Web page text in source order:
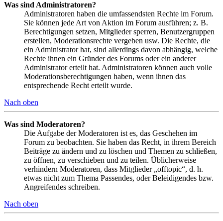
Was sind Administratoren?
Administratoren haben die umfassendsten Rechte im Forum.
Sie können jede Art von Aktion im Forum ausführen; z. B.
Berechtigungen setzen, Mitglieder sperren, Benutzergruppen
erstellen, Moderationsrechte vergeben usw. Die Rechte, die
ein Administrator hat, sind allerdings davon abhängig, welche
Rechte ihnen ein Gründer des Forums oder ein anderer
Administrator erteilt hat. Administratoren können auch volle
Moderationsberechtigungen haben, wenn ihnen das
entsprechende Recht erteilt wurde.
Nach oben
Was sind Moderatoren?
Die Aufgabe der Moderatoren ist es, das Geschehen im
Forum zu beobachten. Sie haben das Recht, in ihrem Bereich
Beiträge zu ändern und zu löschen und Themen zu schließen,
zu öffnen, zu verschieben und zu teilen. Üblicherweise
verhindern Moderatoren, dass Mitglieder „offtopic“, d. h.
etwas nicht zum Thema Passendes, oder Beleidigendes bzw.
Angreifendes schreiben.
Nach oben